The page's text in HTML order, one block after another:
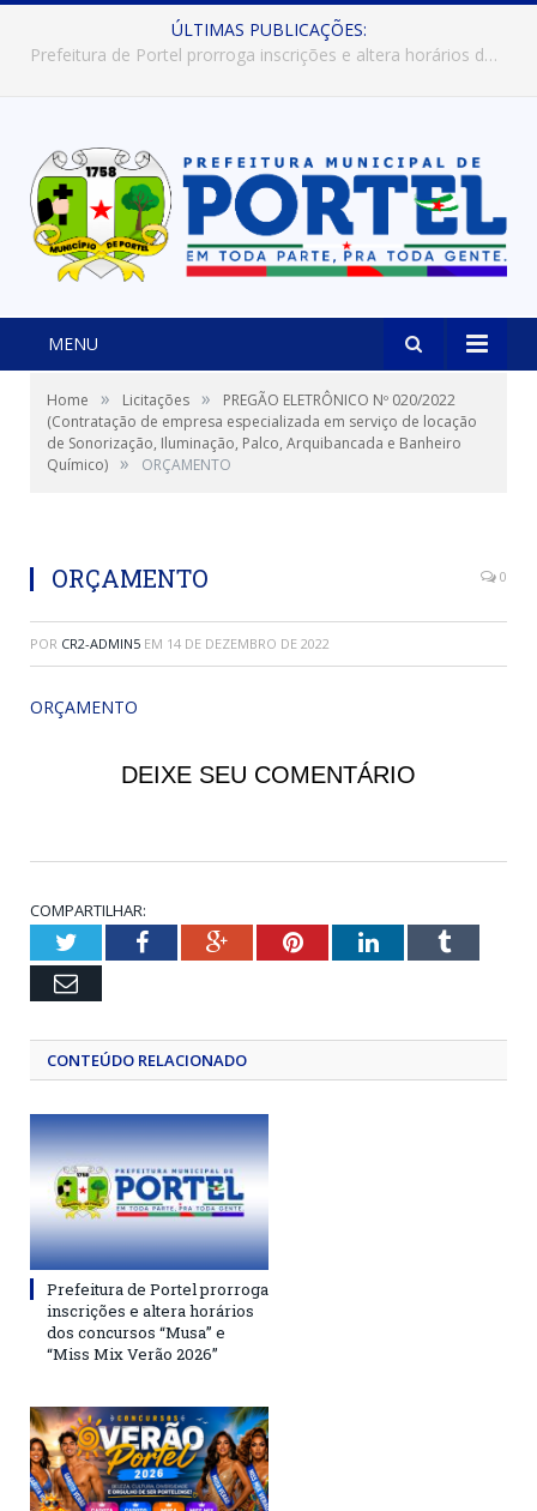
ÚLTIMAS PUBLICAÇÕES:
Prefeitura de Portel abre inscrições para concursos que elegerão os destaques do Verão 2026
MENU
Home » Licitações »
PREGÃO ELETRÔNICO Nº 020/2022
(Contratação de empresa especializada em serviço de locação
de Sonorização, Iluminação, Palco, Arquibancada e Banheiro
Químico) » ORÇAMENTO
ORÇAMENTO 0
POR CR2-ADMIN5 EM 14 DE DEZEMBRO DE 2022
ORÇAMENTO
DEIXE SEU COMENTÁRIO
COMPARTILHAR:
TwitterFacebookGoogle+PinterestLinkedInTumblr
Email
CONTEÚDO RELACIONADO
Prefeitura de Portel prorroga
inscrições e altera horários
dos concursos “Musa” e
“Miss Mix Verão 2026”